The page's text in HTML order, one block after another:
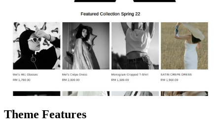
Theme Features